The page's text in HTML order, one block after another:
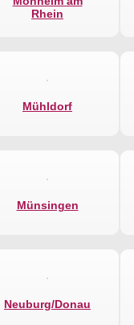
Rhein
Mühldorf
Münsingen
Neuburg/Donau